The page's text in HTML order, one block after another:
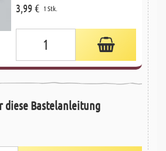
3,99 € 1 Stk.
diese Bastelanleitung